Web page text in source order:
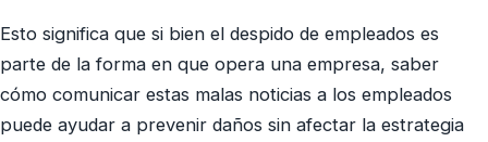
Esto significa que si bien el despido de empleados es
parte de la forma en que opera una empresa, saber
cómo comunicar estas malas noticias a los empleados
puede ayudar a prevenir daños sin afectar la estrategia